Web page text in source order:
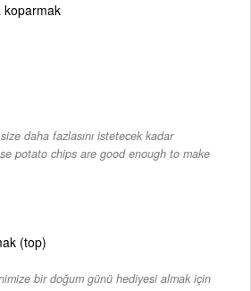
koparmak
daha fazlasını istetecek kadar
potato chips are good enough to make
(top)
bir doğum günü hediyesi almak için